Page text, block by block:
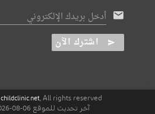
أدخل بريدك الإلكتروني
اشترك الآن
childclinic.net, All rights reserved
آخر تحديث للموقع 06-08-2026 Last Update